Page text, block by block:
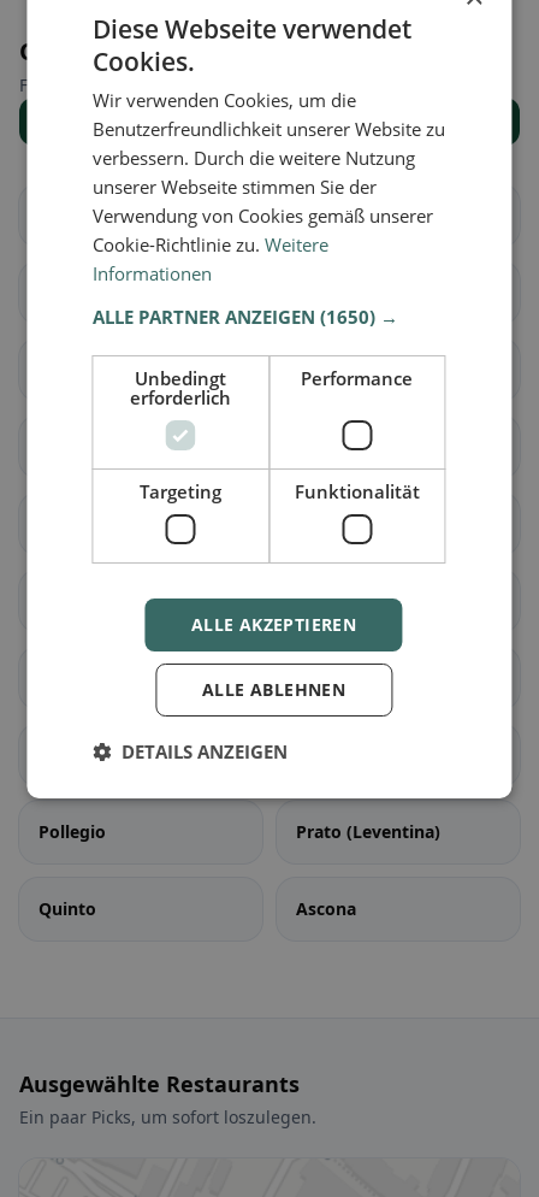
Orte in der Nähe
Finde den passenden Ort für deine Restaurantsuche.
Alle Orte anzeigen
Arbedo-Castione Bellinzona
Sant'Antonino
Blenio
Airolo
Bodio
Giornico
Pollegio Prato (Leventina)
Quinto Ascona
Ausgewählte Restaurants
Ein paar Picks, um sofort loszulegen.
Diese Webseite verwendet
Cookies.
Wir verwenden Cookies, um die
Benutzerfreundlichkeit unserer Website zu
verbessern. Durch die weitere Nutzung
unserer Webseite stimmen Sie der
Verwendung von Cookies gemäß unserer
Cookie-Richtlinie zu.Weitere
Informationen
ALLE PARTNER ANZEIGEN(1650) →
Unbedingt
erforderlich
Performance
Targeting Funktionalität
ALLE AKZEPTIEREN
ALLE ABLEHNEN
DETAILS ANZEIGEN